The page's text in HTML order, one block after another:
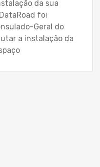
da sua
foi
Geral do
a instalação da